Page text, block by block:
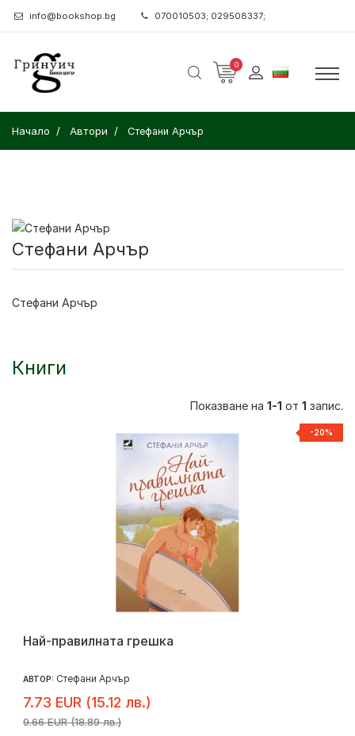
info@bookshop.bg 070010503; 029508337;
0
Начало Автори Стефани Арчър
Стефани Арчър
Стефани Арчър
Книги
Показване на 1-1 от 1 запис.
-20%
Най-правилната грешка
АВТОР: Стефани Арчър
7.73 EUR (15.12 лв.)
9.66 EUR (18.89 лв.)